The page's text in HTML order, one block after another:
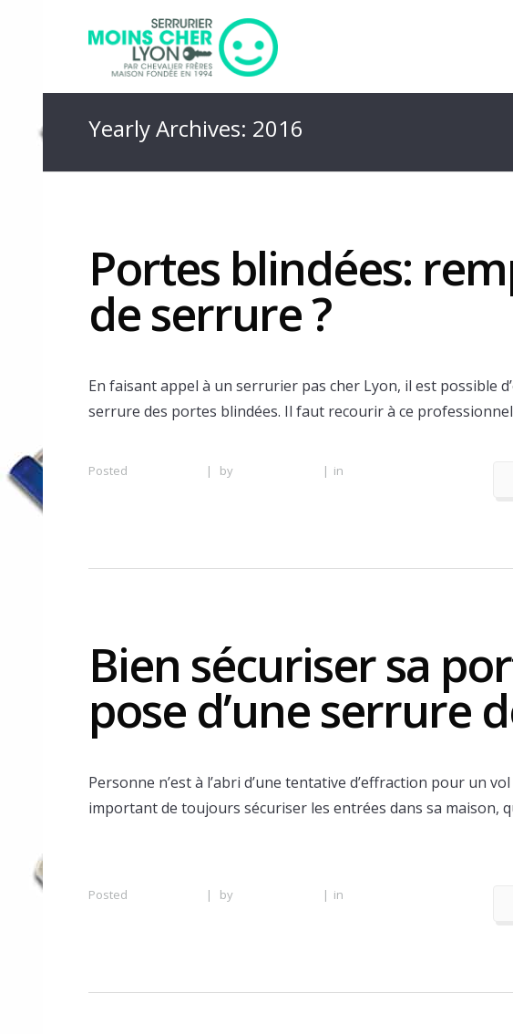
Yearly Archives: 2016
Portes blindées:
de serrure ?
En faisant appel à un serrurier pas cher Lyon, il est possible
serrure des portes blindées. Il faut recourir à ce
Posted | by | in
Bien sécuriser sa
pose d’une serrure
Personne n’est à l’abri d’une tentative d’effraction pour un
important de toujours sécuriser les entrées dans sa maison,
Posted | by | in